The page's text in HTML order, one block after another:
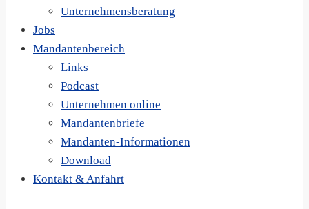
Unternehmensberatung
Jobs
Mandantenbereich
Links
Podcast
Unternehmen online
Mandantenbriefe
Mandanten-Informationen
Download
Kontakt & Anfahrt